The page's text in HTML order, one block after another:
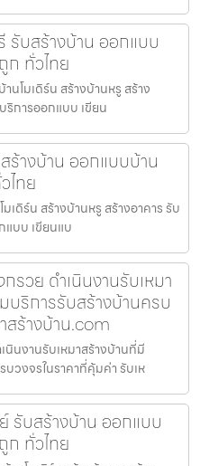
รับสร้างบ้าน ออกแบบ
ก ทั่วไทย
นโมเดิร์น สร้างบ้านหรู สร้าง
ริการออกแบบ เขียน
ร้างบ้าน ออกแบบบ้าน
ไทย
เดิร์น สร้างบ้านหรู สร้างอาคาร รับ
แบบ เขียนแบ
รวย ดำเนินงานรับเหมา
ริการรับสร้างบ้านครบ
สร้างบ้าน.com
นงานรับเหมาสร้างบ้านที่มี
วงจรในราคาที่คุ้มค่า รับเห
รับสร้างบ้าน ออกแบบ
ก ทั่วไทย